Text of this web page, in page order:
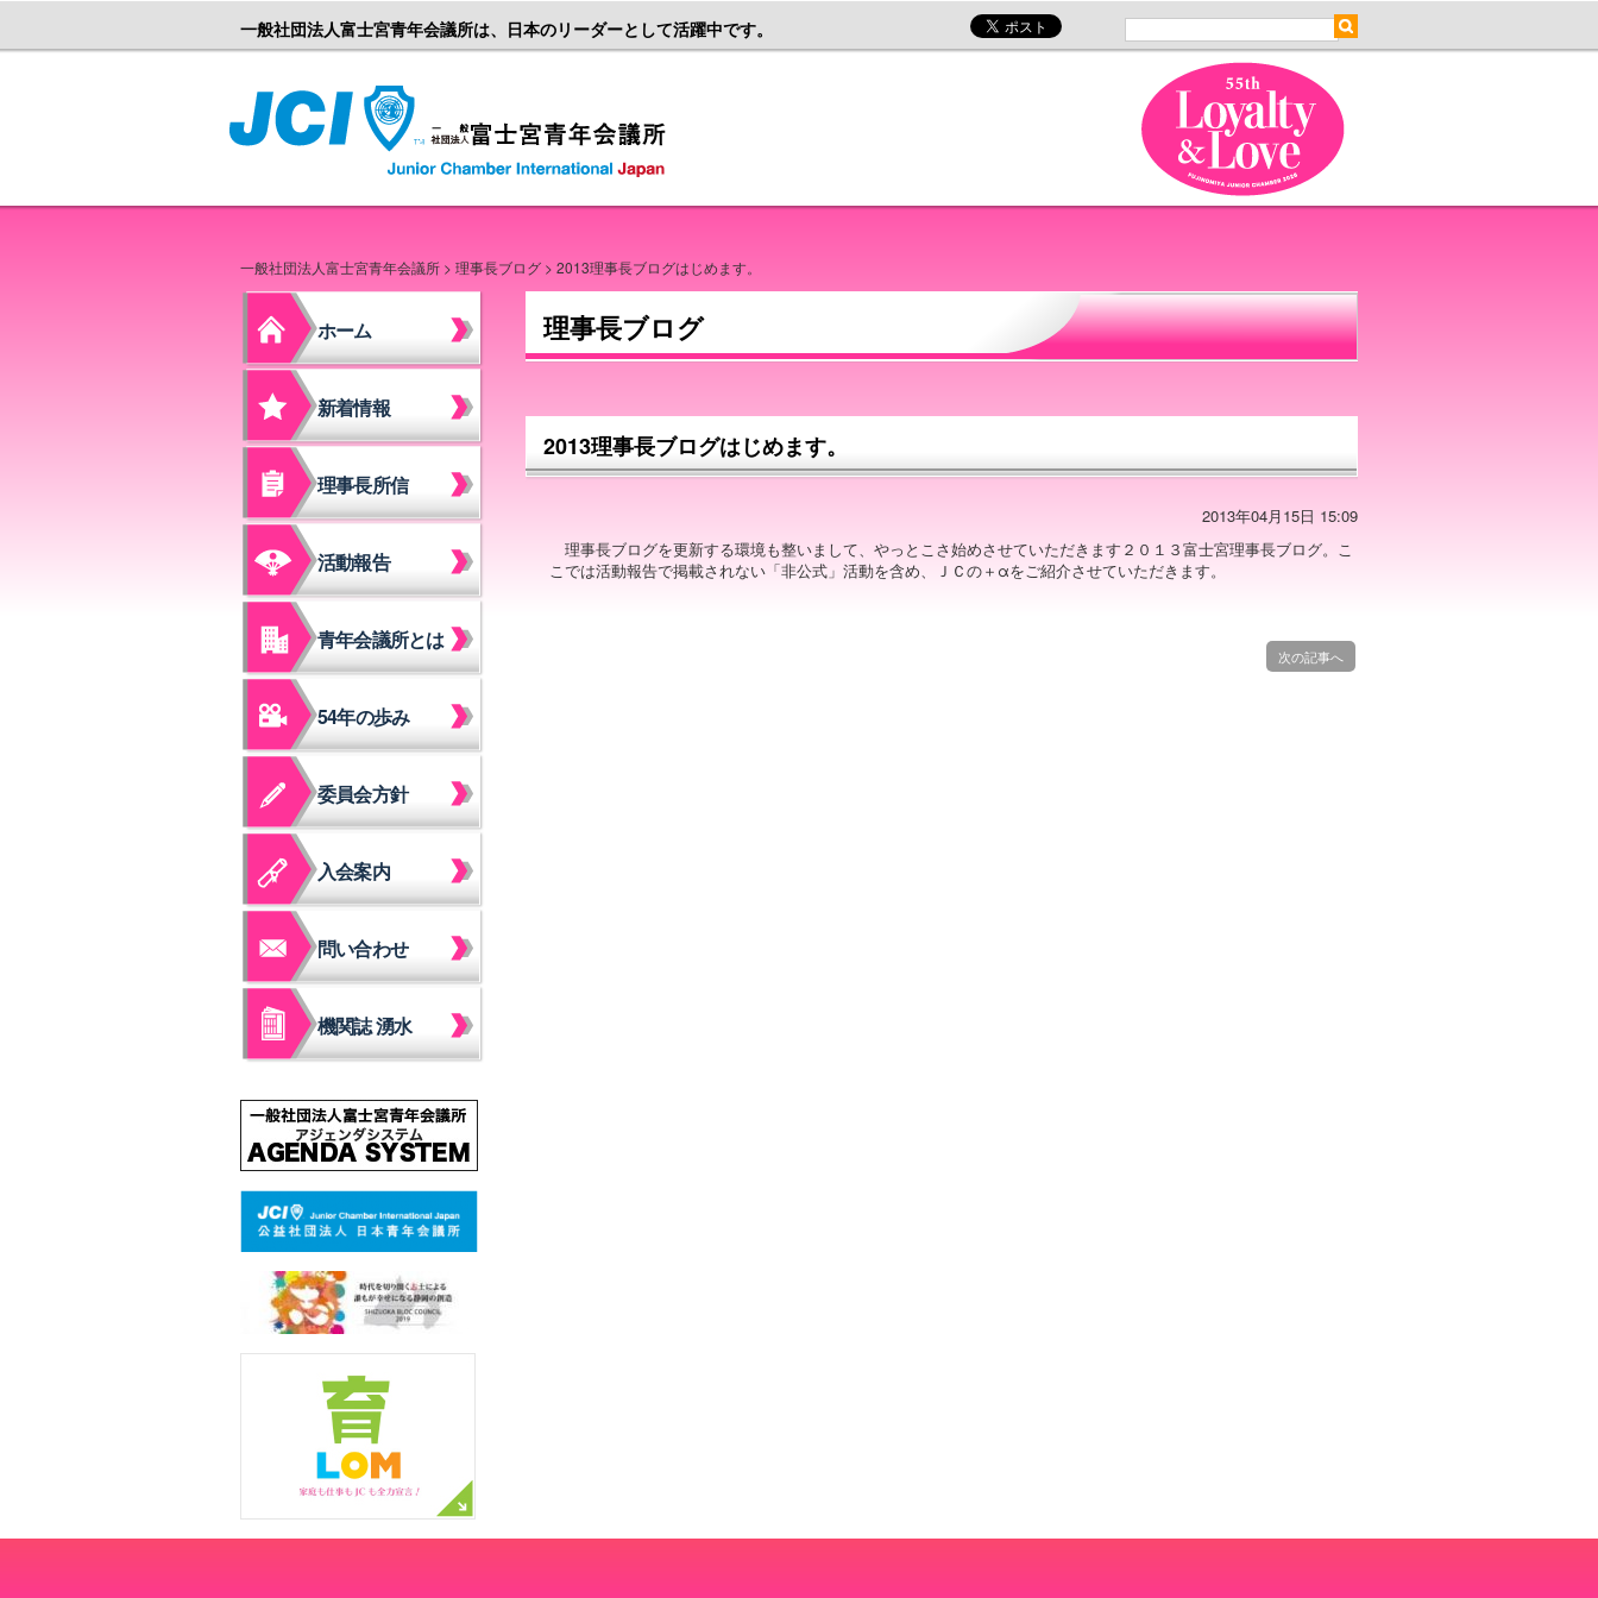
一般社団法人富士宮青年会議所は、日本のリーダーとして活躍中です。
一般社団法人富士宮青年会議所 > 理事長ブログ > 2013理事長ブログはじめます。
ホーム
新着情報
理事長所信
活動報告
青年会議所とは
54年の歩み
委員会方針
入会案内
問い合わせ
機関誌 湧水
理事長ブログ
2013理事長ブログはじめます。
2013年04月15日 15:09
理事長ブログを更新する環境も整いまして、やっとこさ始めさせていただきます２０１３富士宮理事長ブログ。こ
こでは活動報告で掲載されない「非公式」活動を含め、ＪＣの＋αをご紹介させていただきます。
次の記事へ